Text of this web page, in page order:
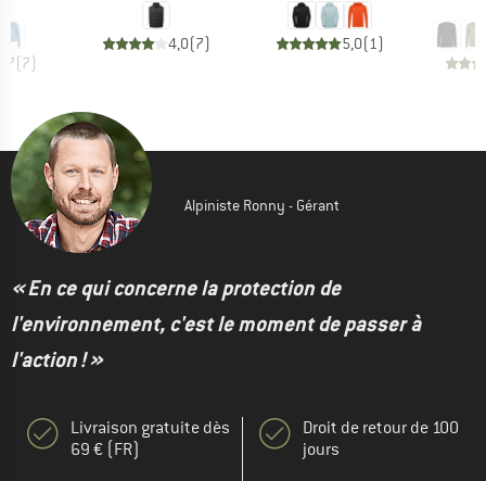
(7)
4,0(7) 5,0(1)
Alpiniste Ronny - Gérant
« En ce qui concerne la protection de
l'environnement, c'est le moment de passer à
l'action ! »
Livraison gratuite dès
69 € (FR)
Droit de retour de 100
jours